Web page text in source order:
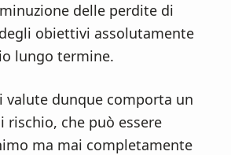
delle perdite di
obiettivi assolutamente
lungo termine.
valute dunque comporta un
rischio, che può essere
ma mai completamente